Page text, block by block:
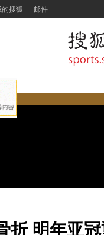
的搜狐 邮件
折 明年亚